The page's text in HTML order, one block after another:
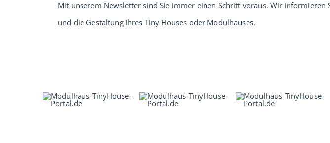
Mit unserem Newsletter sind Sie immer einen Schritt voraus. Wir
und die Gestaltung Ihres Tiny Houses oder Modulhauses.